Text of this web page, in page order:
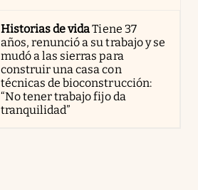
Historias de vidaTiene 37
años, renunció a su trabajo y se
mudó a las sierras para
construir una casa con
técnicas de bioconstrucción:
“No tener trabajo fijo da
tranquilidad”